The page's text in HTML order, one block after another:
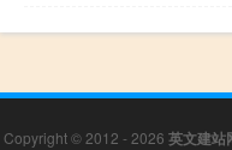
Copyright © 2012 - 2026 英文建站